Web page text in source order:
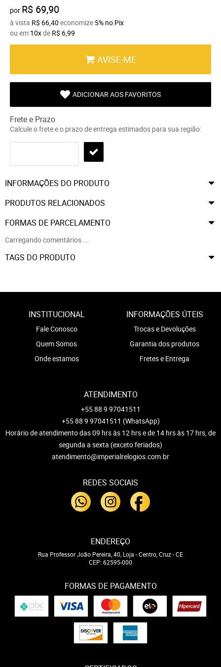
por R$ 69,90
à vista R$ 66,40 economize 5% no Pix
ou em 10xde R$ 6,99
AVISE-ME
ADICIONAR AOS FAVORITOS
Frete e Prazo
Calcule o frete e o prazo de entrega estimados para sua região:
INFORMAÇÕES DO PRODUTO
PRODUTOS RELACIONADOS
FORMAS DE PARCELAMENTO
Carregando comentários ...
TAGS DO PRODUTO
INSTITUCIONAL
Fale Conosco
Quem Somos
Onde estamos
INFORMAÇÕES ÚTEIS
Trocas e Devoluções
Garantia dos produtos
Fretes e Entrega
ATENDIMENTO
+55 88 9 97041511
+55 88 9 97041511 (WhatsApp)
Horário de atendimento das 09 hrs às 12 hrs e de 14 hrs às 17 hrs, de
segunda a sexta (exceto feriados)
atendimento@imperialrelogios.com.br
REDES SOCIAIS
ENDEREÇO
Rua Professor João Pereira, 40, Loja -Centro, Cruz-CE
CEP: 62595-000
FORMAS DE PAGAMENTO